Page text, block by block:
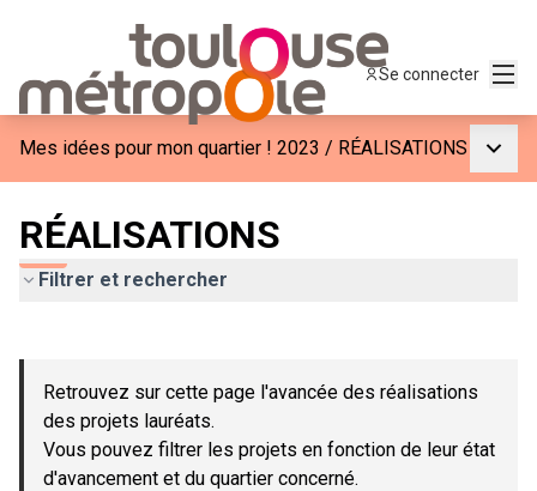
Se connecter
Mes idées pour mon quartier ! 2023 / RÉALISATIONS
RÉALISATIONS
Filtrer et rechercher
−
Retrouvez sur cette page l'avancée des réalisations
des projets lauréats.
Vous pouvez filtrer les projets en fonction de leur état
d'avancement et du quartier concerné.